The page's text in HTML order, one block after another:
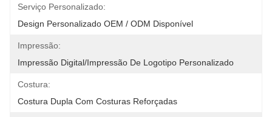
Serviço Personalizado:
Design Personalizado OEM / ODM Disponível
Impressão:
Impressão Digital/impressão De Logotipo Personalizado
Costura:
Costura Dupla Com Costuras Reforçadas